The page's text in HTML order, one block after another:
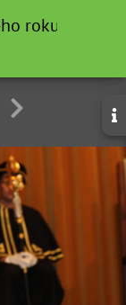
roku - 2012-